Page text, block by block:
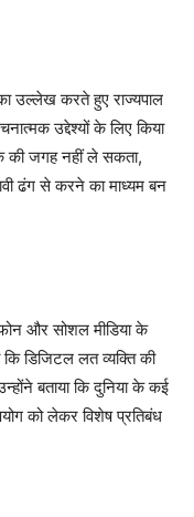
उल्लेख करते हुए राज्यपाल
उद्देश्यों के लिए किया
की जगह नहीं ले सकता,
ढंग से करने का माध्यम बन
और सोशल मीडिया के
डिजिटल लत व्यक्ति की
बताया कि दुनिया के कई
को लेकर विशेष प्रतिबंध